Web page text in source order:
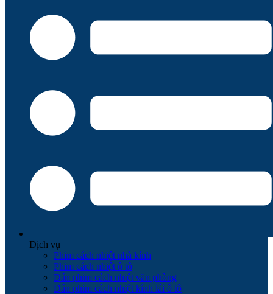
Dịch vụ
Phim cách nhiệt nhà kính
Phim cách nhiệt ô tô
Dán phim cách nhiệt văn phòng
Dán phim cách nhiệt kính lái ô tô